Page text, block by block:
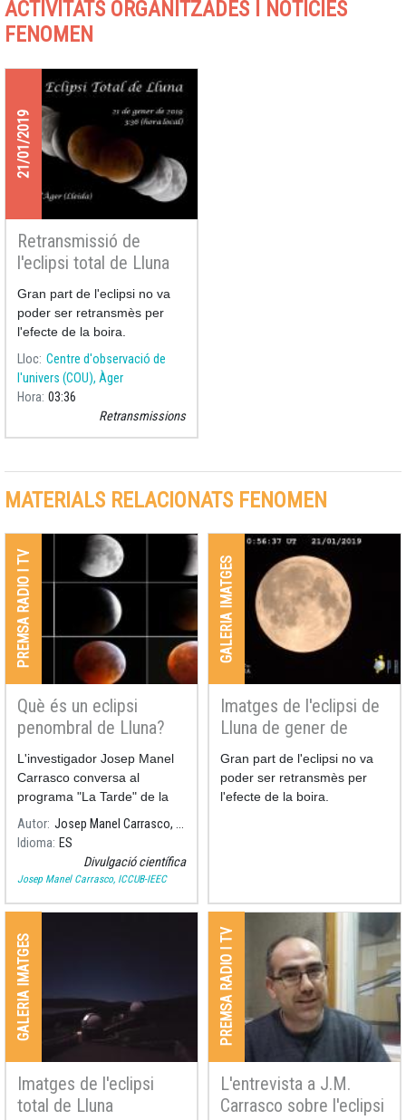
ACTIVITATS ORGANITZADES I NOTÍCIES
FENOMEN
21/01/2019
Retransmissió de
l'eclipsi total de Lluna
21/01/2019
Gran part de l'eclipsi no va
poder ser retransmès per
l'efecte de la boira.
Lloc Centre d'observació de
l'univers (COU), Àger
Hora 03:36
Retransmissions
MATERIALS RELACIONATS FENOMEN
PREMSA RADIO I TV
Què és un eclipsi
penombral de Lluna?
L'investigador Josep Manel
Carrasco conversa al
programa "La Tarde" de la
cadena COPE sobre el
primer eclipsi penombral de
lluna de 2020. Ens explica
les diferències entre eclipsi
Autor
Josep Manel Carrasco, ICCUB-IEEC
Idioma ES
Divulgació científica
Josep Manel Carrasco, ICCUB-IEEC
GALERIA IMATGES
Imatges de l'eclipsi de
Lluna de gener de
2019- retransmissió
Gran part de l'eclipsi no va
poder ser retransmès per
l'efecte de la boira.
GALERIA IMATGES
Imatges de l'eclipsi
total de Lluna
PREMSA RADIO I TV
L'entrevista a J.M.
Carrasco sobre l'eclipsi